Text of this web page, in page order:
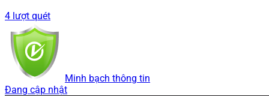
4 lượt quét
Minh bạch thông tin
Đang cập nhật